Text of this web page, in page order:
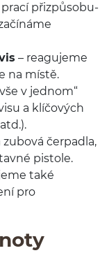
prací přizpů­sobu­
– reagu­jeme
na místě.
v jed­nom“
a klíčových
zubová čer­padla,
pistole.
také
pro